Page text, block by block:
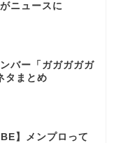
ニュースに
バー「ガガガガガ
タまとめ
】メンプロって